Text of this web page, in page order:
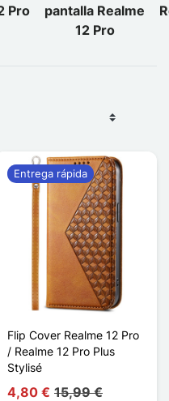
Pro
pantalla Realme
12 Pro
Flip Cover Realme 12 Pro
/ Realme 12 Pro Plus
Stylisé
4,80 € 15,99 €
Entrega rápida